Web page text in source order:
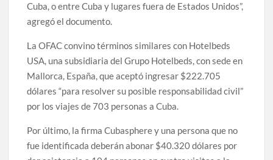
Cuba, o entre Cuba y lugares fuera de Estados Unidos”,
agregó el documento.
La OFAC convino términos similares con Hotelbeds
USA, una subsidiaria del Grupo Hotelbeds, con sede en
Mallorca, España, que aceptó ingresar $222.705
dólares “para resolver su posible responsabilidad civil”
por los viajes de 703 personas a Cuba.
Por último, la firma Cubasphere y una persona que no
fue identificada deberán abonar $40.320 dólares por